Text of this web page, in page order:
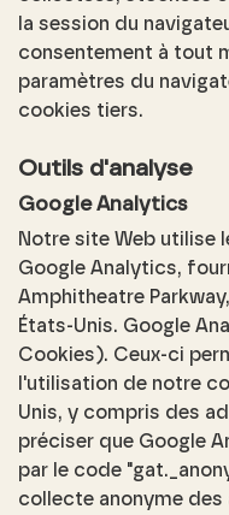
la session du
consentement à tout
paramètres du
cookies tiers.
Outils d'analyse
Google Analytics
Notre site Web utilise
Google Analytics,
Amphitheatre
États-Unis. Google
Cookies). Ceux-ci
l'utilisation de notre
Unis, y compris des
préciser que Google
par le code
collecte anonyme